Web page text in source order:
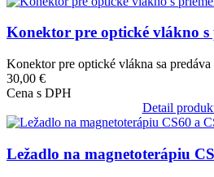
Konektor pre optické vlákno s
Konektor pre optické vlákna sa
30,00 €
Cena s DPH
Detail
Obrázok
Ležadlo na magnetoterápiu